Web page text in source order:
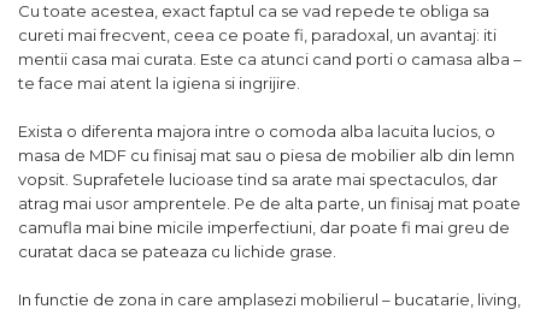
Cu toate acestea, exact faptul ca se vad repede te obliga sa
cureti mai frecvent, ceea ce poate fi, paradoxal, un avantaj: iti
mentii casa mai curata. Este ca atunci cand porti o camasa alba –
te face mai atent la igiena si ingrijire.
Exista o diferenta majora intre o comoda alba lacuita lucios, o
masa de MDF cu finisaj mat sau o piesa de mobilier alb din lemn
vopsit. Suprafetele lucioase tind sa arate mai spectaculos, dar
atrag mai usor amprentele. Pe de alta parte, un finisaj mat poate
camufla mai bine micile imperfectiuni, dar poate fi mai greu de
curatat daca se pateaza cu lichide grase.
In functie de zona in care amplasezi mobilierul – bucatarie, living,